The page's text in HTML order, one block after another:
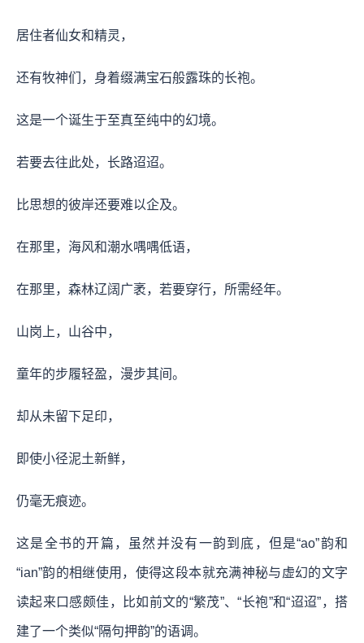
居住者仙女和精灵，
还有牧神们，身着缀满宝石般露珠的长袍。
这是一个诞生于至真至纯中的幻境。
若要去往此处，长路迢迢。
比思想的彼岸还要难以企及。
在那里，海风和潮水喁喁低语，
在那里，森林辽阔广袤，若要穿行，所需经年。
山岗上，山谷中，
童年的步履轻盈，漫步其间。
却从未留下足印，
即使小径泥土新鲜，
仍毫无痕迹。
这是全书的开篇，虽然并没有一韵到底，但是“ao”韵和
“ian”韵的相继使用，使得这段本就充满神秘与虚幻的文字
读起来口感颇佳，比如前文的“繁茂”、“长袍”和“迢迢”，搭
建了一个类似“隔句押韵”的语调。